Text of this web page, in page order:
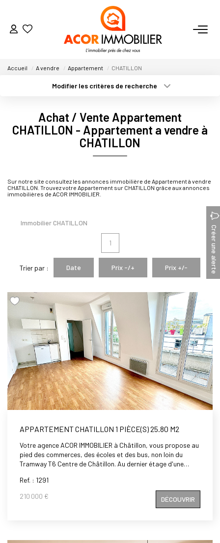
ACHETER
Nos Secteurs
VENDRE
ESTIMER
Notre Équipe
AVIS GOOGLE
CONTACT
Accueil A vendre Appartement CHATILLON
Modifier les critères de recherche
Sélectionnez...
Type de bien
Surface min
Achat / Vente Appartement
CHATILLON - Appartement a vendre à
CHATILLON
Sur notre site consultez les annonces immobilière de Appartement à vendre
CHATILLON. Trouvez votre Appartement sur CHATILLON grâce aux annonces
immobilières de ACOR IMMOBILIER.
Immobilier CHATILLON
Créer une alerte
1
Trier par : Date Prix -/+ Prix +/-
APPARTEMENT CHATILLON 1 PIÈCE(S) 25.80 M2
Votre agence ACOR IMMOBILIER à Châtillon, vous propose au
pied des commerces, des écoles et des bus, non loin du
Tramway T6 Centre de Châtillon. Au dernier étage d'une
comprenant: pièce principale de 18,70 m2 donnant sur
balcon, coin cuisine, dégagement, placard, salle de bains
avec WC. Idéal investissement locatif ou premier achat. A
Ref. : 1291
210 000 €
DÉCOUVRIR